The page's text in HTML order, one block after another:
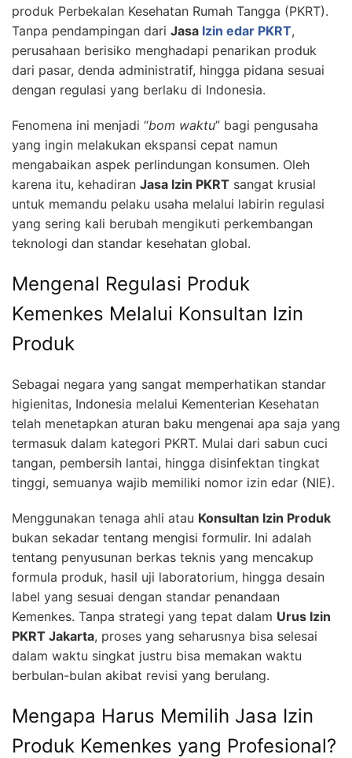
produk Perbekalan Kesehatan Rumah Tangga (PKRT).
Tanpa pendampingan dari Jasa Izin edar PKRT,
perusahaan berisiko menghadapi penarikan produk
dari pasar, denda administratif, hingga pidana sesuai
dengan regulasi yang berlaku di Indonesia.
Fenomena ini menjadi “bom waktu” bagi pengusaha
yang ingin melakukan ekspansi cepat namun
mengabaikan aspek perlindungan konsumen. Oleh
karena itu, kehadiran Jasa Izin PKRT sangat krusial
untuk memandu pelaku usaha melalui labirin regulasi
yang sering kali berubah mengikuti perkembangan
teknologi dan standar kesehatan global.
Mengenal Regulasi Produk
Kemenkes Melalui Konsultan Izin
Produk
Sebagai negara yang sangat memperhatikan standar
higienitas, Indonesia melalui Kementerian Kesehatan
telah menetapkan aturan baku mengenai apa saja yang
termasuk dalam kategori PKRT. Mulai dari sabun cuci
tangan, pembersih lantai, hingga disinfektan tingkat
tinggi, semuanya wajib memiliki nomor izin edar (NIE).
Menggunakan tenaga ahli atau Konsultan Izin Produk
bukan sekadar tentang mengisi formulir. Ini adalah
tentang penyusunan berkas teknis yang mencakup
formula produk, hasil uji laboratorium, hingga desain
label yang sesuai dengan standar penandaan
Kemenkes. Tanpa strategi yang tepat dalam Urus Izin
PKRT Jakarta, proses yang seharusnya bisa selesai
dalam waktu singkat justru bisa memakan waktu
berbulan-bulan akibat revisi yang berulang.
Mengapa Harus Memilih Jasa Izin
Produk Kemenkes yang Profesional?